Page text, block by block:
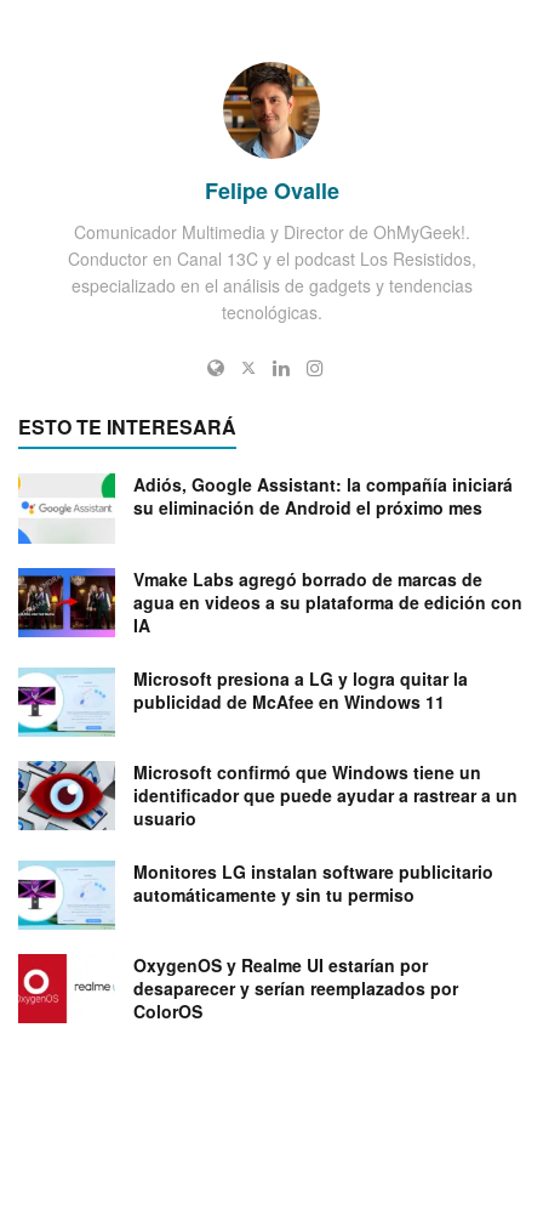
Felipe Ovalle
Comunicador Multimedia y Director de OhMyGeek!.
Conductor en Canal 13C y el podcast Los Resistidos,
especializado en el análisis de gadgets y tendencias
tecnológicas.
ESTO TE INTERESARÁ
Adiós, Google Assistant: la compañía iniciará
su eliminación de Android el próximo mes
Vmake Labs agregó borrado de marcas de
agua en videos a su plataforma de edición con
IA
Microsoft presiona a LG y logra quitar la
publicidad de McAfee en Windows 11
Microsoft confirmó que Windows tiene un
identificador que puede ayudar a rastrear a un
usuario
Monitores LG instalan software publicitario
automáticamente y sin tu permiso
OxygenOS y Realme UI estarían por
desaparecer y serían reemplazados por
ColorOS